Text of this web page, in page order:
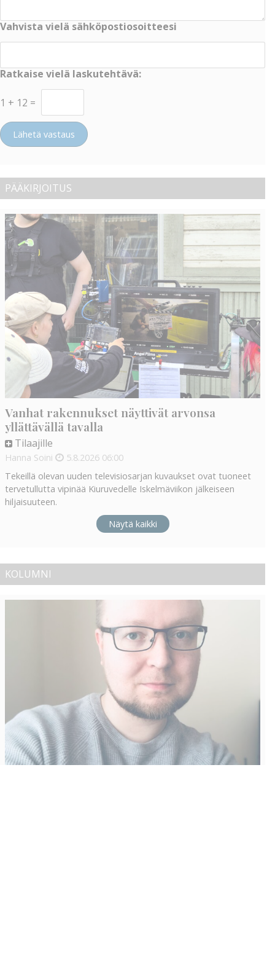
Vahvista vielä sähköpostiosoitteesi
Ratkaise vielä laskutehtävä:
1 + 12 =
Lähetä vastaus
PÄÄKIRJOITUS
Vanhat rakennukset näyttivät arvonsa
yllättävällä tavalla
Tilaajille
Hanna Soini 5.8.2026 06:00
Tekeillä olevan uuden televisiosarjan kuvaukset ovat tuoneet
tervetullutta vipinää Kiuruvedelle Iskelmäviikon jälkeiseen
hiljaisuuteen.
Näytä kaikki
KOLUMNI